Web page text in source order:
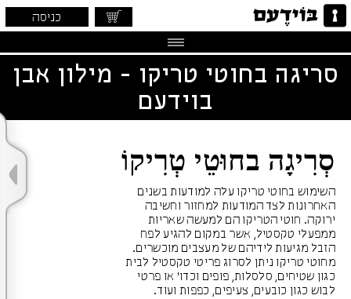
כניסה
סריגה בחוטי טריקו - מילון אבן
בוידעם
סְרִיגָה בחוּטֵי טְרִיקוֹ
השימוש בחוטי טריקו עלה למודעות בשנים
האחרונות לצד המודעות למחזור וחשיבה
ירוקה. חוטי הטריקו הם למעשה שאריות
ממפעלי טקסטיל, אשר במקום להגיע לפח
הזבל מגיעות לידיהם של מעצבים מוכשרים.
מחוטי טריקו ניתן לסרוג פריטי טקסטיל לבית
כגון שטיחים, סלסלות, פופים וכדו' או פרטי
לבוש כגון כובעים, צעיפים, כפפות ועוד.